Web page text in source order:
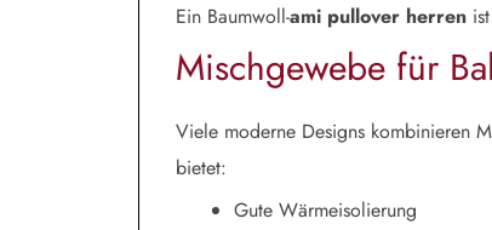
Ein Baumwoll-ami pullover herren
Mischgewebe für
Viele moderne Designs kombinieren
bietet:
Gute Wärmeisolierung